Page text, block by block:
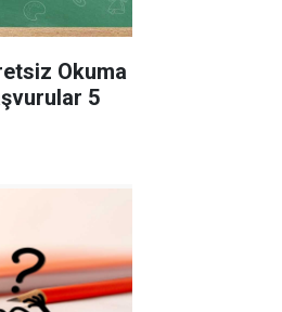
Okuma
5